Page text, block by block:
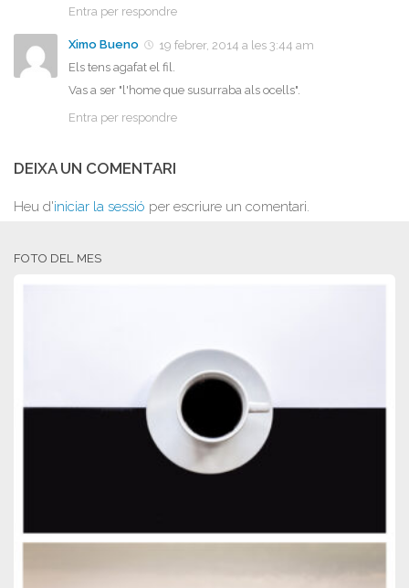
Entra per respondre
Ximo Bueno
19 febrer, 2014 a les 3:44 am
Els tens agafat el fil.
Vas a ser "l'home que susurraba als ocells".
Entra per respondre
DEIXA UN COMENTARI
Heu d'iniciar la sessió per escriure un comentari.
FOTO DEL MES